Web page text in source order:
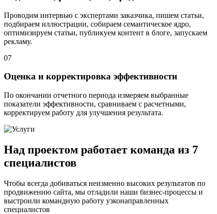
Проводим интервью с экспертами заказчика, пишем статьи,
подбираем иллюстрации, собираем семантическое ядро,
оптимизируем статьи, публикуем контент в блоге, запускаем
рекламу.
07
Оценка и корректировка эффективности
По окончании отчетного периода измеряем выбранные
показатели эффективности, сравниваем с расчетными,
корректируем работу для улучшения результата.
Над проектом работает команда из 7
специалистов
Чтобы всегда добиваться неизменно высоких результатов по
продвижению сайта, мы отладили наши бизнес-процессы и
выстроили командную работу узконаправленных
специалистов